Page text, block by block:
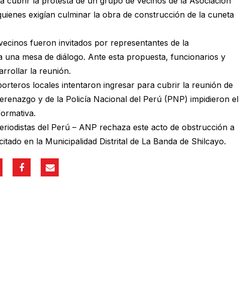
exigían culminar la obra de construcción de la cuneta
fueron invitados por representantes de la
una mesa de diálogo. Ante esta propuesta, funcionarios y
la reunión.
locales intentaron ingresar para cubrir la reunión de
y de la Policía Nacional del Perú (PNP) impidieron el
del Perú – ANP rechaza este acto de obstrucción a
en la Municipalidad Distrital de La Banda de Shilcayo.